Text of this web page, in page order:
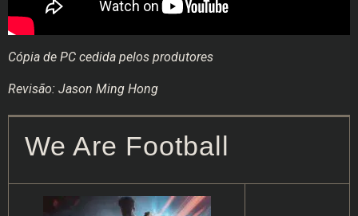
Cópia de PC cedida pelos produtores
Revisão: Jason Ming Hong
We Are Football